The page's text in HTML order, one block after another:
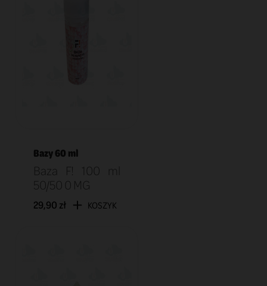
Bazy 60 ml
Baza F! 100 ml
50/50 0 MG
29,90 zł KOSZYK